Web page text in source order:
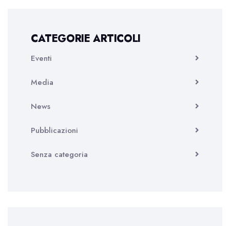
CATEGORIE ARTICOLI
Eventi
Media
News
Pubblicazioni
Senza categoria